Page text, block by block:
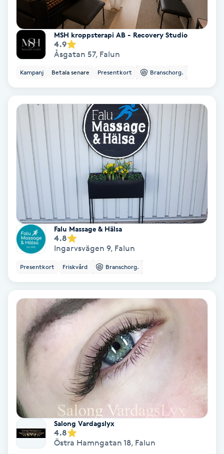
Nageltrång
Nagelvård
Naglar borttagning
Naglar reparation
Naprapati
Navelpiercing
NBE-massage
Ny frisyr
Olaplex
Olaplexbehandling
Ombre
Ombre brows
Ombre naglar
Ortobionomi
Ortopedi
MSH kroppsterapi AB - Recovery Studio
4.9
Åsgatan 57, Falun
Kampanj Betala senare Presentkort Branschorg.
Falu Massage & Hälsa
4.8
Ingarvsvägen 9, Falun
Presentkort Friskvård Branschorg.
Salong Vardagslyx
4.8
Östra Hamngatan 18, Falun